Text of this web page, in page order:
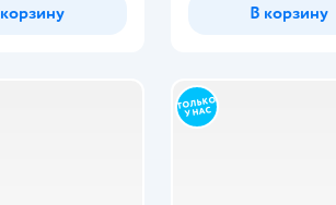
В корзину